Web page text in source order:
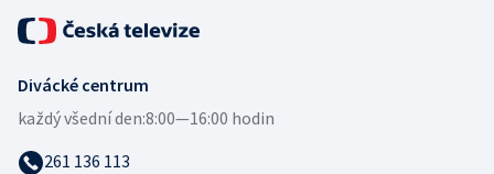
Divácké centrum
každý všední den:8:00—16:00 hodin
261 136 113